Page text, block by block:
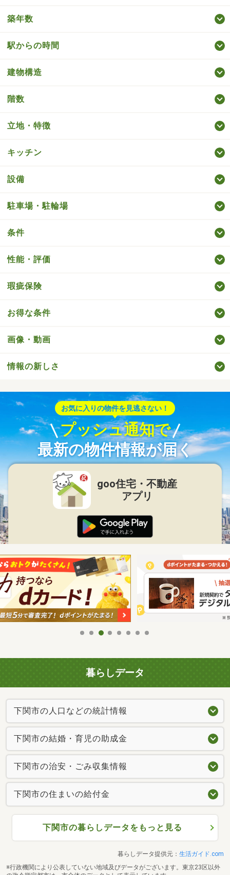
築年数
駅からの時間
建物構造
階数
立地・特徴
キッチン
設備
駐車場・駐輪場
条件
性能・評価
瑕疵保険
お得な条件
画像・動画
情報の新しさ
お気に入りの物件を見逃さない！
プッシュ通知で
最新の物件情報が届く
goo住宅・不動産
アプリ
暮らしデータ
下関市の人口などの統計情報
下関市の結婚・育児の助成金
下関市の治安・ごみ収集情報
下関市の住まいの給付金
下関市の暮らしデータをもっと見る
暮らしデータ提供元： 生活ガイド.com
※行政機関により公表していない地域及びデータがございます。東京23区以外